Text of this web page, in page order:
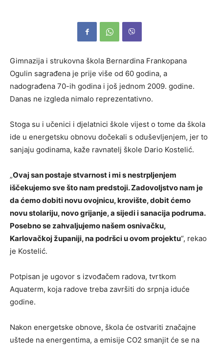
Gimnazija i strukovna škola Bernardina Frankopana
Ogulin sagrađena je prije više od 60 godina, a
nadograđena 70-ih godina i još jednom 2009. godine.
Danas ne izgleda nimalo reprezentativno.
Stoga su i učenici i djelatnici škole vijest o tome da škola
ide u energetsku obnovu dočekali s oduševljenjem, jer to
sanjaju godinama, kaže ravnatelj škole Dario Kostelić.
„Ovaj san postaje stvarnost i mi s nestrpljenjem
iščekujemo sve što nam predstoji. Zadovoljstvo nam je
da ćemo dobiti novu ovojnicu, krovište, dobit ćemo
novu stolariju, novo grijanje, a sijedi i sanacija podruma.
Posebno se zahvaljujemo našem osnivačku,
Karlovačkoj županiji, na podršci u ovom projektu“, rekao
je Kostelić.
Potpisan je ugovor s izvođačem radova, tvrtkom
Aquaterm, koja radove treba završiti do srpnja iduće
godine.
Nakon energetske obnove, škola će ostvariti značajne
uštede na energentima, a emisije CO2 smanjit će se na